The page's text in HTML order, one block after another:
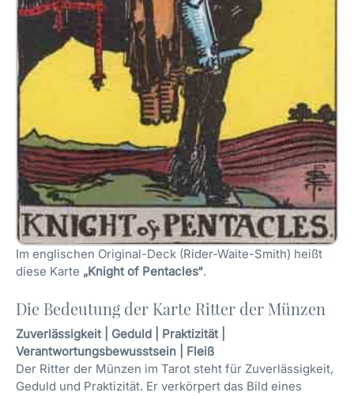
Im englischen Original-Deck (Rider-Waite-Smith) heißt
diese Karte „Knight of Pentacles“.
Die Bedeutung der Karte Ritter der Münzen
Zuverlässigkeit | Geduld | Praktizität |
Verantwortungsbewusstsein | Fleiß
Der Ritter der Münzen im Tarot steht für Zuverlässigkeit,
Geduld und Praktizität. Er verkörpert das Bild eines